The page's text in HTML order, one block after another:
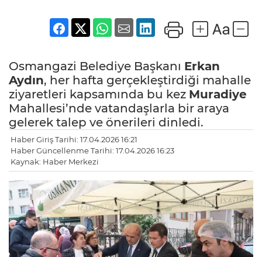
Osmangazi Belediye Başkanı Erkan
Aydın, her hafta gerçekleştirdiği mahalle
ziyaretleri kapsamında bu kez Muradiye
Mahallesi’nde vatandaşlarla bir araya
gelerek talep ve önerileri dinledi.
Haber Giriş Tarihi: 17.04.2026 16:21
Haber Güncellenme Tarihi: 17.04.2026 16:23
Kaynak: Haber Merkezi